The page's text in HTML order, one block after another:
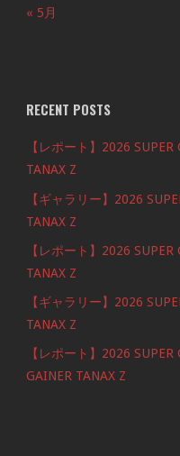
« 5月
RECENT POSTS
【レポート】2026
TANAX Z
【ギャラリー】2026
TANAX Z
【レポート】2026
TANAX Z
【ギャラリー】2026
TANAX Z
【レポート】2026
GAINER TANAX Z